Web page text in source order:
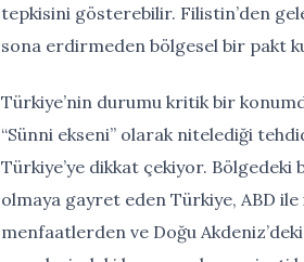
tepkisini gösterebilir. Filistin’den
sona erdirmeden bölgesel bir pakt
Türkiye’nin durumu kritik bir
“Sünni ekseni” olarak nitelediği
Türkiye’ye dikkat çekiyor.
olmaya gayret eden Türkiye, ABD
menfaatlerden ve Doğu